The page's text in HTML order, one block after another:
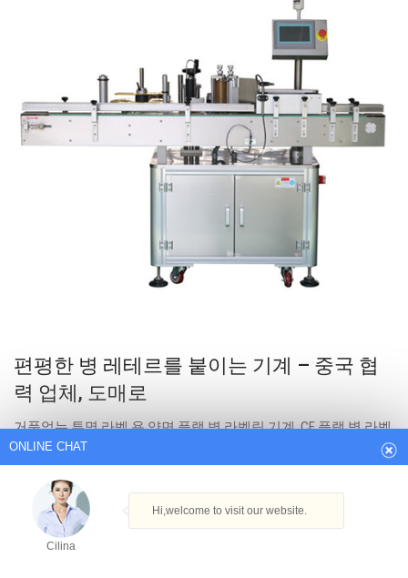
편평한 병 레테르를 붙이는 기계 – 중국 협
력 업체, 도매로
거품없는 투명 라벨 용 양면 플랫 병 라벨링 기계. CE 플랫 병 라벨
링 기계 전면 및 후면 라벨링 장비.
Get Best Quote
ONLINE CHAT
Hi,welcome to visit our website.
Cilina